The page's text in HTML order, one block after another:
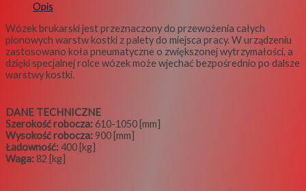
Opis
Wózek brukarski jest przeznaczony do przewożenia całych
pionowych warstw kostki z palety do miejsca pracy. W urządzeniu
zastosowano koła pneumatyczne o zwiększonej wytrzymałości, a
dzięki specjalnej rolce wózek może wjechać bezpośrednio po dalsze
warstwy kostki.
DANE TECHNICZNE
Szerokość robocza:610-1050 [mm]
Wysokość robocza:900 [mm]
Ładowność:400 [kg]
Waga:82 [kg]